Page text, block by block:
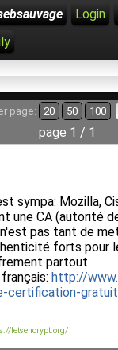
Login
page: 20 50 100
page 1 / 1
sympa: Mozilla,
une CA (autorité
pas tant de
forts pour
partout.
http://
certification-
letsencrypt.org/